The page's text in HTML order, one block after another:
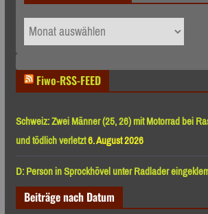
Archiv
nach
Fiwo-RSS-FEED
Schweiz: Zwei Männer (25, 26) mit Motorrad bei
und tödlich verletzt6. August 2026
D: Person in Sprockhövel unter Radlader
Beiträge nach Datum